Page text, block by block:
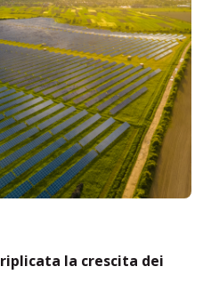
la crescita dei